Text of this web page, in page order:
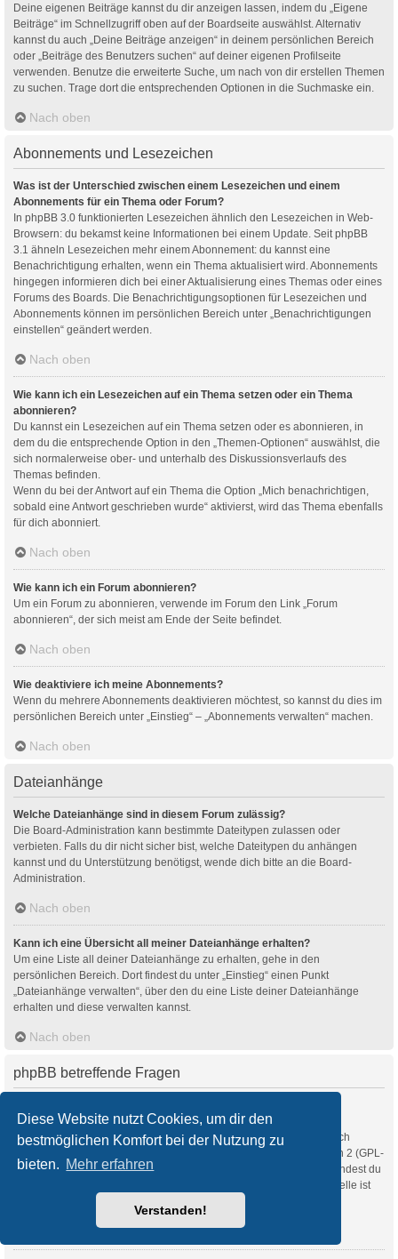
Diese Website nutzt Cookies, um dir den
bestmöglichen Komfort bei der Nutzung zu
bieten. Mehr erfahren
Verstanden!
Deine eigenen Beiträge kannst du dir anzeigen lassen, indem du „Eigene
Beiträge“ im Schnellzugriff oben auf der Boardseite auswählst. Alternativ
kannst du auch „Deine Beiträge anzeigen“ in deinem persönlichen Bereich
oder „Beiträge des Benutzers suchen“ auf deiner eigenen Profilseite
verwenden. Benutze die erweiterte Suche, um nach von dir erstellen Themen
zu suchen. Trage dort die entsprechenden Optionen in die Suchmaske ein.
Nach oben
Abonnements und Lesezeichen
Was ist der Unterschied zwischen einem Lesezeichen und einem
Abonnements für ein Thema oder Forum?
In phpBB 3.0 funktionierten Lesezeichen ähnlich den Lesezeichen in Web-
Browsern: du bekamst keine Informationen bei einem Update. Seit phpBB
3.1 ähneln Lesezeichen mehr einem Abonnement: du kannst eine
Benachrichtigung erhalten, wenn ein Thema aktualisiert wird. Abonnements
hingegen informieren dich bei einer Aktualisierung eines Themas oder eines
Forums des Boards. Die Benachrichtigungsoptionen für Lesezeichen und
Abonnements können im persönlichen Bereich unter „Benachrichtigungen
einstellen“ geändert werden.
Nach oben
Wie kann ich ein Lesezeichen auf ein Thema setzen oder ein Thema
abonnieren?
Du kannst ein Lesezeichen auf ein Thema setzen oder es abonnieren, in
dem du die entsprechende Option in den „Themen-Optionen“ auswählst, die
sich normalerweise ober- und unterhalb des Diskussionsverlaufs des
Themas befinden.
Wenn du bei der Antwort auf ein Thema die Option „Mich benachrichtigen,
sobald eine Antwort geschrieben wurde“ aktivierst, wird das Thema ebenfalls
für dich abonniert.
Nach oben
Wie kann ich ein Forum abonnieren?
Um ein Forum zu abonnieren, verwende im Forum den Link „Forum
abonnieren“, der sich meist am Ende der Seite befindet.
Nach oben
Wie deaktiviere ich meine Abonnements?
Wenn du mehrere Abonnements deaktivieren möchtest, so kannst du dies im
persönlichen Bereich unter „Einstieg“ – „Abonnements verwalten“ machen.
Nach oben
Dateianhänge
Welche Dateianhänge sind in diesem Forum zulässig?
Die Board-Administration kann bestimmte Dateitypen zulassen oder
verbieten. Falls du dir nicht sicher bist, welche Dateitypen du anhängen
kannst und du Unterstützung benötigst, wende dich bitte an die Board-
Administration.
Nach oben
Kann ich eine Übersicht all meiner Dateianhänge erhalten?
Um eine Liste all deiner Dateianhänge zu erhalten, gehe in den
persönlichen Bereich. Dort findest du unter „Einstieg“ einen Punkt
„Dateianhänge verwalten“, über den du eine Liste deiner Dateianhänge
erhalten und diese verwalten kannst.
Nach oben
phpBB betreffende Fragen
Diese Software (in ihrer unmodifizierten Fassung) wurde von
phpBB Limited
entwickelt und veröffentlicht. Sie ist urheberrechtlich
geschützt. Sie wurde unter der GNU General Public License, Version 2 (GPL-
2.0) veröffentlicht und kann frei vertrieben werden. Weitere Details findest du
. Eine deutschsprachige Anlaufstelle ist